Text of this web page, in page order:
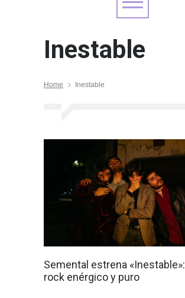
Inestable
Home Inestable
Semental estrena «Inestable»:
rock enérgico y puro